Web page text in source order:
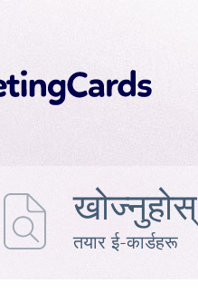
खोज्नुहोस्
तयार ई-कार्डहरू